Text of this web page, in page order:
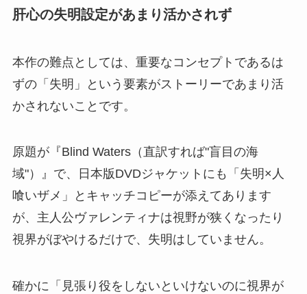
肝心の失明設定があまり活かされず
本作の難点としては、重要なコンセプトであるは
ずの「失明」という要素がストーリーであまり活
かされないことです。
原題が『Blind Waters（直訳すれば"盲目の海
域"）』で、日本版DVDジャケットにも「失明×人
喰いザメ」とキャッチコピーが添えてあります
が、主人公ヴァレンティナは視野が狭くなったり
視界がぼやけるだけで、失明はしていません。
確かに「見張り役をしないといけないのに視界が